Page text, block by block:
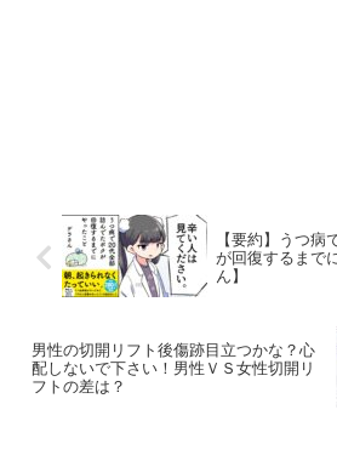
【要約】うつ病
が回復するまで
ん】
男性の切開リフト後傷跡目立つかな？心
配しないで下さい！男性ＶＳ女性切開リ
フトの差は？